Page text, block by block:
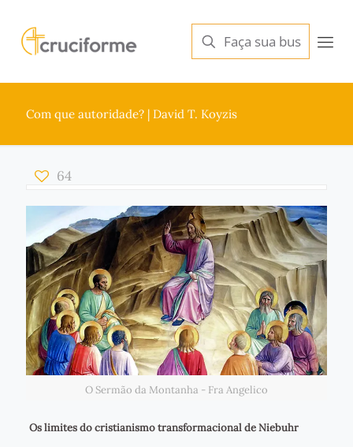
Com que autoridade? | David T. Koyzis
64
O Sermão da Montanha - Fra Angelico
Os limites do cristianismo transformacional de Niebuhr